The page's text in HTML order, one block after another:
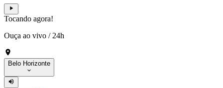
Tocando agora!
Ouça ao vivo / 24h
Belo Horizonte